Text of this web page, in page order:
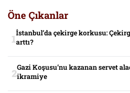
Öne Çıkanlar
İstanbul’da çekirge korkusu:
arttı?
Gazi Koşusu’nu kazanan servet
ikramiye